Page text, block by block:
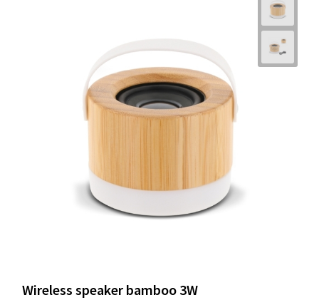
Wireless speaker bamboo 3W